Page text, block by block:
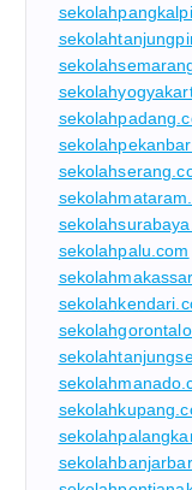
sekolahpalu.com